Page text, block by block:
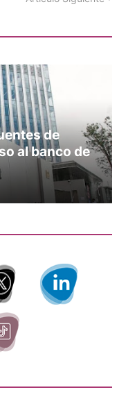
de
al banco de